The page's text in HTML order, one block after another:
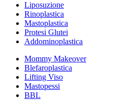
Liposuzione
Rinoplastica
Mastoplastica
Protesi Glutei
Addominoplastica
Mommy Makeover
Blefaroplastica
Lifting Viso
Mastopessi
BBL